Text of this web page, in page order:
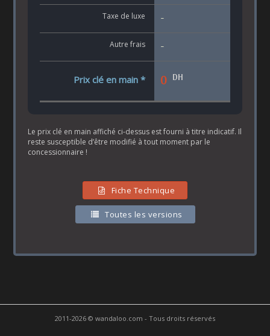
Taxe de luxe -
Autre frais -
Prix clé en main * 0 DH
Le prix clé en main affiché ci-dessus est fourni à titre indicatif. Il
reste susceptible d’être modifié à tout moment par le
concessionnaire !
Fiche Technique
Toutes les versions
2011-2026 © wandaloo.com - Tous droits réservés